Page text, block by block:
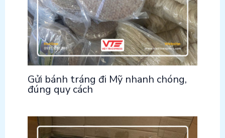
Gửi bánh tráng đi Mỹ nhanh chóng,
đúng quy cách